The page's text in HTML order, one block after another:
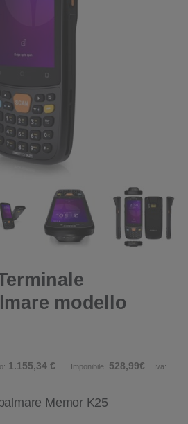
modello
1.155,34 € Imponibile: 528,99€ Iva:
Memor K25